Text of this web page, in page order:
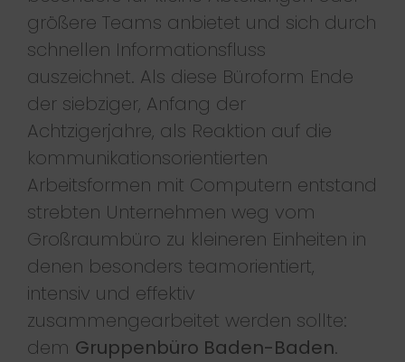
größere Teams anbietet und sich durch
schnellen Informationsfluss
auszeichnet. Als diese Büroform Ende
der siebziger, Anfang der
Achtzigerjahre, als Reaktion auf die
kommunikationsorientierten
Arbeitsformen mit Computern entstand
strebten Unternehmen weg vom
Großraumbüro zu kleineren Einheiten in
denen besonders teamorientiert,
intensiv und effektiv
zusammengearbeitet werden sollte:
dem Gruppenbüro Baden-Baden.